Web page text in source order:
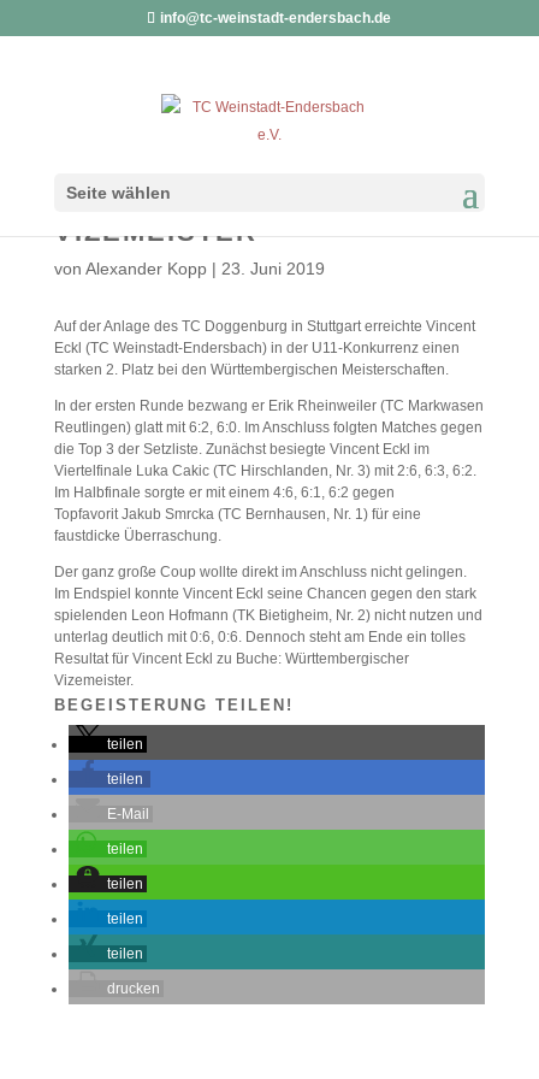
info@tc-weinstadt-endersbach.de
Seite wählen
VINCENT ECKL IST
WÜRTTEMBERGISCHER
VIZEMEISTER
von Alexander Kopp| 23. Juni 2019
Auf der Anlage des TC Doggenburg in Stuttgart erreichte Vincent
Eckl (TC Weinstadt-Endersbach) in der U11-Konkurrenz einen
starken 2. Platz bei den Württembergischen Meisterschaften.
In der ersten Runde bezwang er Erik Rheinweiler (TC Markwasen
Reutlingen) glatt mit 6:2, 6:0. Im Anschluss folgten Matches gegen
die Top 3 der Setzliste. Zunächst besiegte Vincent Eckl im
Viertelfinale Luka Cakic (TC Hirschlanden, Nr. 3) mit 2:6, 6:3, 6:2.
Im Halbfinale sorgte er mit einem 4:6, 6:1, 6:2 gegen
TopfavoritJakub Smrcka (TC Bernhausen, Nr. 1) für eine
faustdicke Überraschung.
Der ganz große Coup wollte direkt im Anschluss nicht gelingen.
Im Endspiel konnte Vincent Eckl seine Chancen gegen den stark
spielenden Leon Hofmann (TK Bietigheim, Nr. 2) nicht nutzen und
unterlag deutlich mit 0:6, 0:6. Dennoch steht am Ende ein tolles
Resultat für Vincent Eckl zu Buche: Württembergischer
Vizemeister.
BEGEISTERUNG TEILEN!
teilen
teilen
E-Mail
teilen
teilen
teilen
teilen
drucken